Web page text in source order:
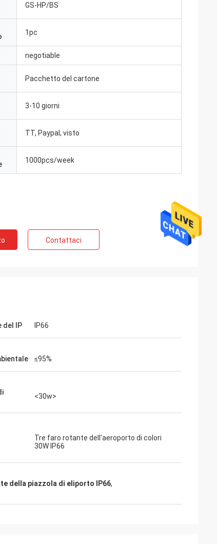
GS-HP/BS
1pc
negotiable
Pacchetto del cartone
3-10 giorni
TT, Paypal, visto
1000pcs/week
Contattaci
del IP IP66
≤95%
<30w>
Tre faro rotante dell'aeroporto di colori
30W IP66
della piazzola di eliporto IP66,